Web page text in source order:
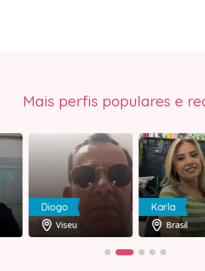
Mais perfis populares e
Diogo
Viseu
Karla
Brasil